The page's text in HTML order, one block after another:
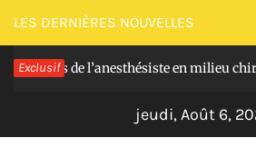
Passer
au
contenu
LES DERNIÈRES NOUVELLES
Exclusif
de l’anesthésiste en milieu chirurgical
jeudi, Août 6,